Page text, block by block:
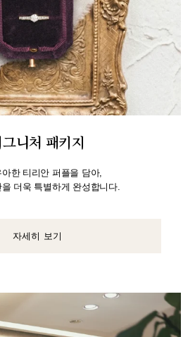
니처 패키지
한 티리안 퍼플을 담아,
더욱 특별하게 완성합니다.
자세히 보기